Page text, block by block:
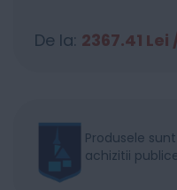
De la: 2367.41 Lei
Produsele
achizitii